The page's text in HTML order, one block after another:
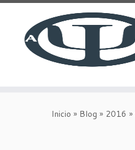
Inicio » Blog » 2016 »